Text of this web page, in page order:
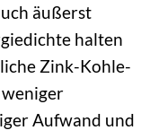
äußerst
halten
Zink-Kohle-
Aufwand und